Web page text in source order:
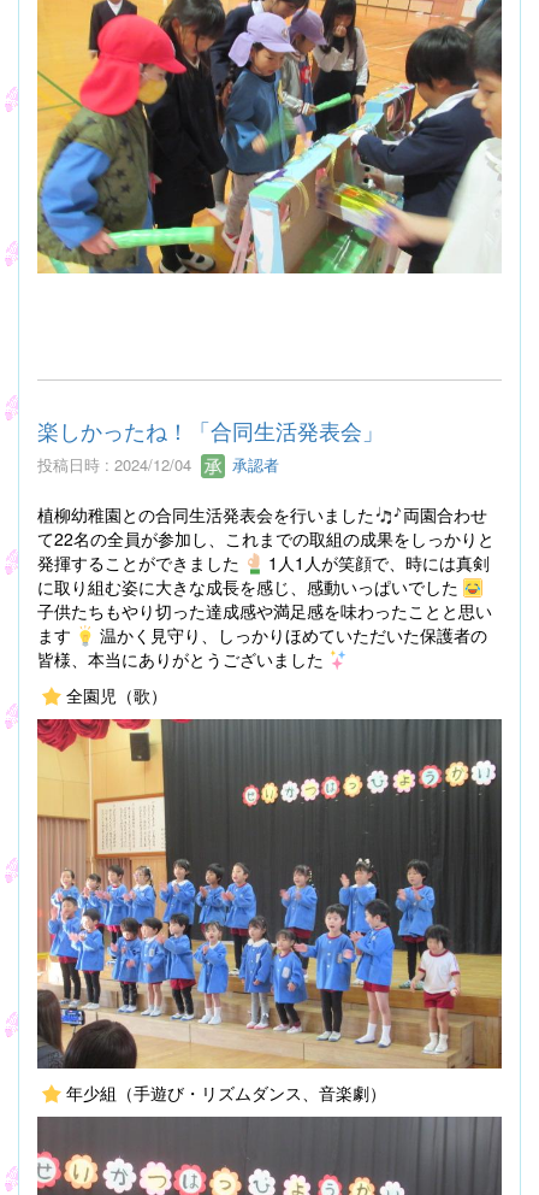
楽しかったね！「合同生活発表会」
投稿日時 : 2024/12/04 承認者
植柳幼稚園との合同生活発表会を行いました
両園合わせ
て22名の全員が参加し、これまでの取組の成果をしっかりと
発揮することができました
1人1人が笑顔で、時には真剣
に取り組む姿に大きな成長を感じ、感動いっぱいでした
子供たちもやり切った達成感や満足感を味わったことと思い
ます
温かく見守り、しっかりほめていただいた保護者の
皆様、本当にありがとうございました
全園児（歌）
年少組（手遊び・リズムダンス、音楽劇）